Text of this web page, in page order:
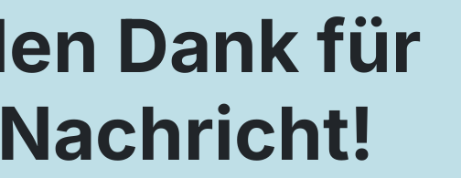
Dank für